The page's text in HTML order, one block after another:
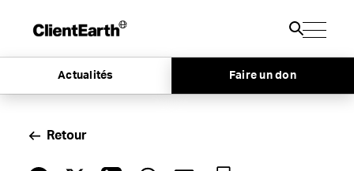
Actualités Faire un don
Retour